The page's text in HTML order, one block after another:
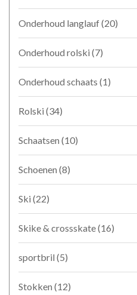
Onderhoud langlauf(20)
Onderhoud rolski (7)
Onderhoud schaats (1)
Rolski (34)
Schaatsen (10)
Schoenen (8)
Ski (22)
Skike & crossskate(16)
sportbril (5)
Stokken (12)